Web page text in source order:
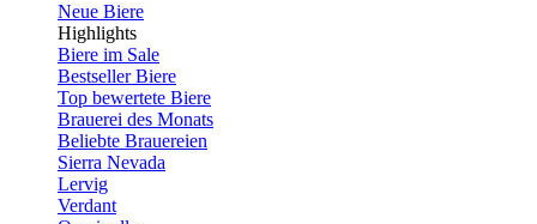
Neue Biere
Highlights
Biere im Sale
Bestseller Biere
Top bewertete Biere
Brauerei des Monats
Beliebte Brauereien
Sierra Nevada
Lervig
Verdant